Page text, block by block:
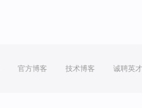
官方博客 技术博客 诚聘英才